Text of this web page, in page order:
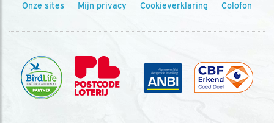
Onze sites Mijn privacy Cookieverklaring Colofon